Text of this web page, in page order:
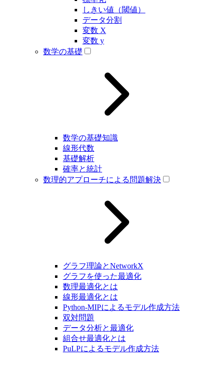
しきい値（閾値）
データ分割
変数 X
変数 y
数学の基礎
数学の基礎知識
線形代数
基礎解析
確率と統計
数理的アプローチによる問題解決
グラフ理論とNetworkX
グラフを使った最適化
数理最適化とは
線形最適化とは
Python-MIPによるモデル作成方法
双対問題
データ分析と最適化
組合せ最適化とは
PuLPによるモデル作成方法